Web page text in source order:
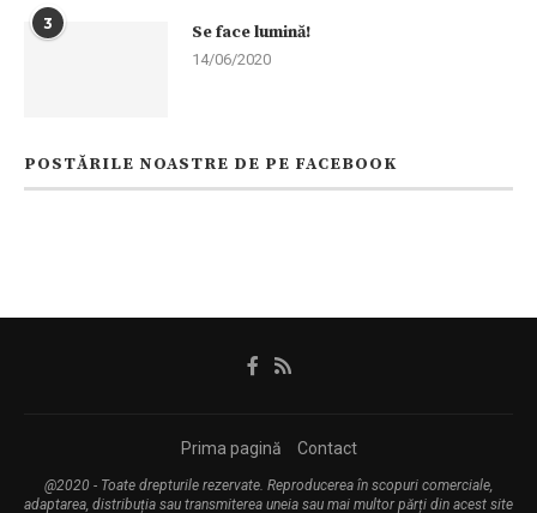
3 Se face lumină!
14/06/2020
POSTĂRILE NOASTRE DE PE FACEBOOK
Prima pagină Contact
@2020 - Toate drepturile rezervate. Reproducerea în scopuri comerciale,
adaptarea, distribuția sau transmiterea uneia sau mai multor părți din acest site